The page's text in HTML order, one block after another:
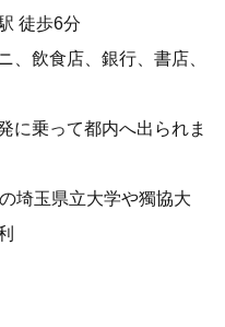
徒歩6分
、飲食店、銀行、書店、
に乗って都内へ出られま
埼玉県立大学や獨協大